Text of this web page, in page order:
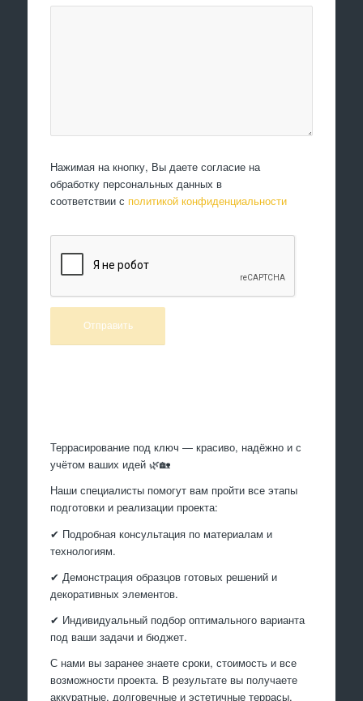
Нажимая на кнопку, Вы даете согласие на
обработку персональных данных в
соответствии с политикой конфиденциальности
Террасирование под ключ — красиво, надёжно и с
учётом ваших идей 🌿🏡
Наши специалисты помогут вам пройти все этапы
подготовки и реализации проекта:
✔ Подробная консультация по материалам и
технологиям.
✔ Демонстрация образцов готовых решений и
декоративных элементов.
✔ Индивидуальный подбор оптимального варианта
под ваши задачи и бюджет.
С нами вы заранее знаете сроки, стоимость и все
возможности проекта. В результате вы получаете
аккуратные, долговечные и эстетичные террасы,